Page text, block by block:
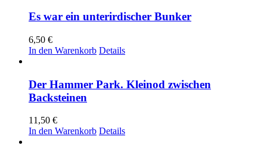
Es war ein unterirdischer Bunker
6,50 €
In den Warenkorb Details
Der Hammer Park. Kleinod zwischen
Backsteinen
11,50 €
In den Warenkorb Details